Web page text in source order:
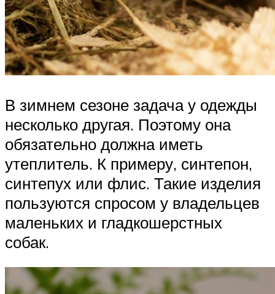
В зимнем сезоне задача у одежды
несколько другая. Поэтому она
обязательно должна иметь
утеплитель. К примеру, синтепон,
синтепух или флис. Такие изделия
пользуются спросом у владельцев
маленьких и гладкошерстных
собак.